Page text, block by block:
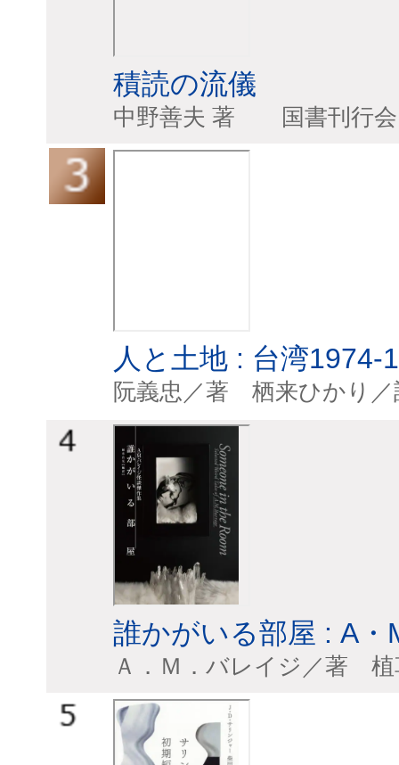
積読の流儀
中野善夫 著 国
人と土地 : 台湾1974-
阮義忠／著 栖来
誰かがいる部屋 : A
Ａ．Ｍ．バレイジ